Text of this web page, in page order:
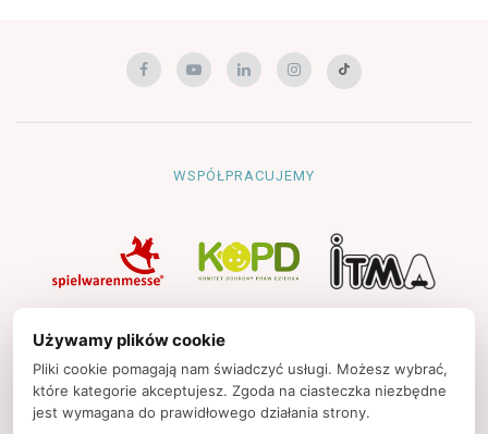
WSPÓŁPRACUJEMY
Strona główna
Polityka prywatności
Kontakt
Używamy plików cookie
Pliki cookie pomagają nam świadczyć usługi. Możesz wybrać,
które kategorie akceptujesz. Zgoda na ciasteczka niezbędne
jest wymagana do prawidłowego działania strony.